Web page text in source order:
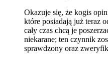
Okazuje się, że kogis
które posiadają już teraz
cały czas chcą je
niekarane; ten czynnik
sprawdzony oraz